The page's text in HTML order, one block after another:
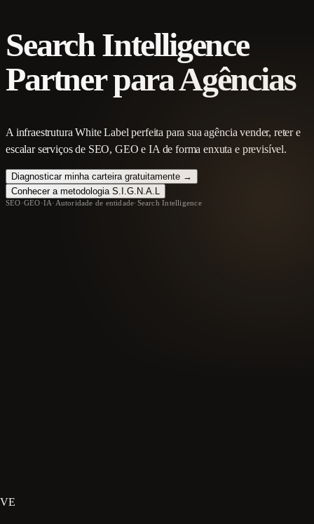
Search Intelligence
Partner para Agências
A infraestrutura White Label perfeita para sua agência vender, reter e
escalar serviços de SEO, GEO e IA de forma enxuta e previsível.
Diagnosticar minha carteira gratuitamente →
Conhecer a metodologia S.I.G.N.A.L
SEO·GEO·IA· Autoridade de entidade·Search Intelligence